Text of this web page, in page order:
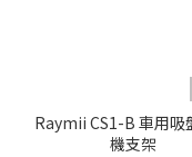
Raymii CS1-B 車用吸
機支架